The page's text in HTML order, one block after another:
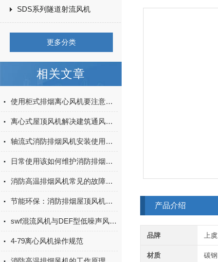
SDS系列隧道射流风机
更多分类
相关文章
使用柜式排烟离心风机要注意哪些环境要求
离心式屋顶风机解决建筑通风问题的理想选择
轴流式消防排烟风机安装使用常识须知
日常使用该如何维护消防排烟风机的主要零部件
消防高温排烟风机常见的故障解决方法有哪些
节能环保：消防排烟屋顶风机的可持续发展
swf混流风机与DEF型低噪声风机箱的特点
4-79离心风机操作规范
产品介绍
品牌 上
材质 碳钢